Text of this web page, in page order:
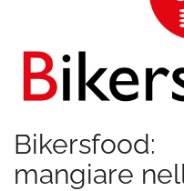
Bikersfood:
mangiare